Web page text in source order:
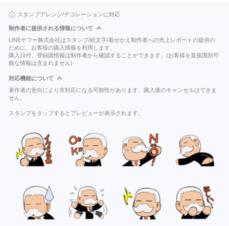
スタンプアレンジ/デコレーションに対応
制作者に提供される情報について
LINEヤフー株式会社はスタンプ/絵文字/着せかえ制作者への売上レポートの提供の
ために、お客様の購入情報を利用します。
購入日付、登録国情報は制作者から確認することができます。(お客様を直接識別可
能な情報は含まれません)
対応機能について
著作者の意向により非対応になる可能性があります。購入後のキャンセルはできま
せん。
スタンプをタップするとプレビューが表示されます。